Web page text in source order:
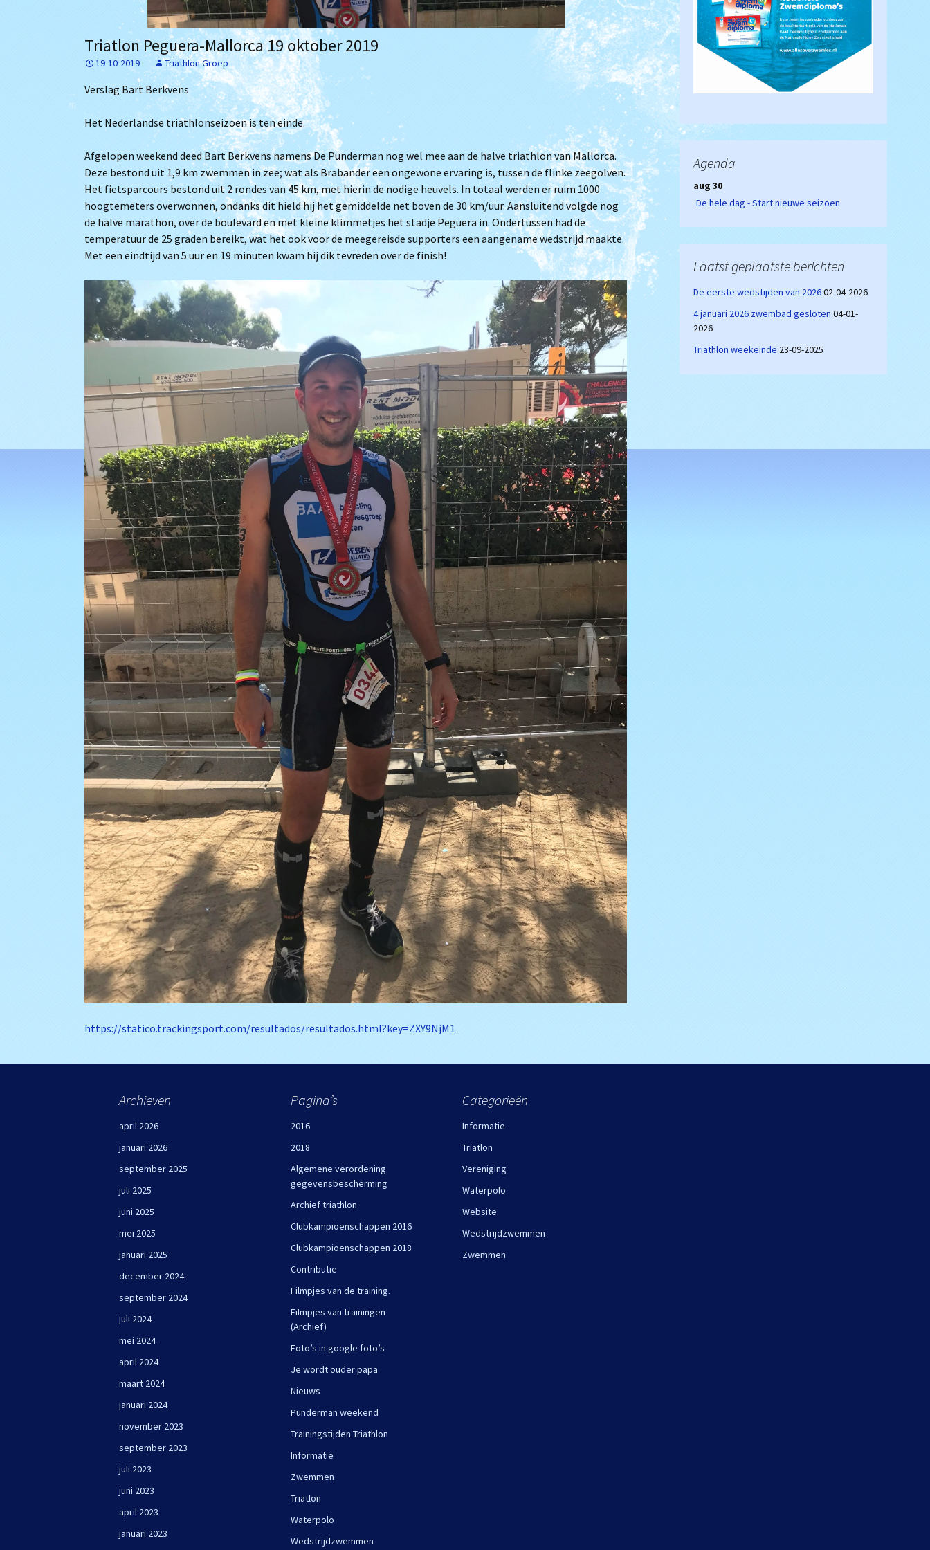
Het bestuur
Lidmaatschap
Trainingstijden
De zwembaden
Bij Willem
Archief Je wordt ouder papa
Triatlon Peguera-Mallorca 19 oktober 2019
19-10-2019 Triathlon Groep
Verslag Bart Berkvens
Het Nederlandse triathlonseizoen is ten einde.
Afgelopen weekend deed Bart Berkvens namens De Punderman nog wel mee aan de halve triathlon van Mallorca.
Deze bestond uit 1,9 km zwemmen in zee; wat als Brabander een ongewone ervaring is, tussen de flinke zeegolven.
Het fietsparcours bestond uit 2 rondes van 45 km, met hierin de nodige heuvels. In totaal werden er ruim 1000
hoogtemeters overwonnen, ondanks dit hield hij het gemiddelde net boven de 30 km/uur. Aansluitend volgde nog
de halve marathon, over de boulevard en met kleine klimmetjes het stadje Peguera in. Ondertussen had de
temperatuur de 25 graden bereikt, wat het ook voor de meegereisde supporters een aangename wedstrijd maakte.
Met een eindtijd van 5 uur en 19 minuten kwam hij dik tevreden over de finish!
https://statico.trackingsport.com/resultados/resultados.html?key=ZXY9NjM1
Agenda
aug 30
De hele dag - Start nieuwe seizoen
Laatst geplaatste berichten
De eerste wedstijden van 202602-04-2026
4 januari 2026 zwembad gesloten 04-01-
2026
Triathlon weekeinde 23-09-2025
Archieven
april 2026
januari 2026
september 2025
juli 2025
juni 2025
mei 2025
januari 2025
december 2024
september 2024
juli 2024
mei 2024
april 2024
maart 2024
januari 2024
november 2023
september 2023
juli 2023
juni 2023
april 2023
januari 2023
Pagina’s
2016
2018
Algemene verordening
gegevensbescherming
Archief triathlon
Clubkampioenschappen 2016
Clubkampioenschappen 2018
Contributie
Filmpjes van de training.
Filmpjes van trainingen
(Archief)
Foto’s in google foto’s
Je wordt ouder papa
Nieuws
Punderman weekend
Trainingstijden Triathlon
Informatie
Zwemmen
Triatlon
Waterpolo
Wedstrijdzwemmen
Categorieën
Informatie
Triatlon
Vereniging
Waterpolo
Website
Wedstrijdzwemmen
Zwemmen